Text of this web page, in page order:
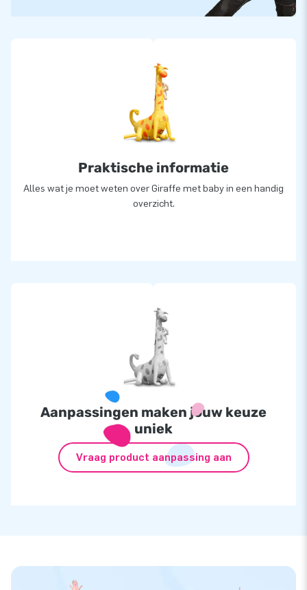
Praktische informatie
Alles wat je moet weten over Giraffe met baby in een handig
overzicht.
Aanpassingen maken jouw keuze
uniek
Vraag product aanpassing aan